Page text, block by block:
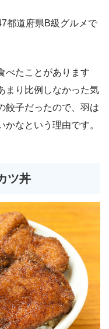
都道府県B級グルメで
べたことがあります
まり比例しなかった気
餃子だったので、羽は
なという理由です。
ツ丼